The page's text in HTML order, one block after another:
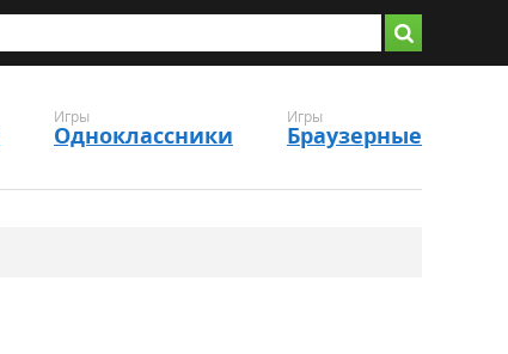
Игры
Одноклассники
Игры
Браузерные